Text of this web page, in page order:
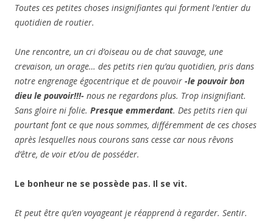
Toutes ces petites choses insignifiantes qui forment l’entier du
quotidien de routier.
Une rencontre, un cri d’oiseau ou de chat sauvage, une
crevaison, un orage… des petits rien qu’au quotidien, pris dans
notre engrenage égocentrique et de pouvoir -le pouvoir bon
dieu le pouvoir!!!- nous ne regardons plus. Trop insignifiant.
Sans gloire ni folie. Presque emmerdant. Des petits rien qui
pourtant font ce que nous sommes, différemment de ces choses
après lesquelles nous courons sans cesse car nous rêvons
d’être, de voir et/ou de posséder.
Le bonheur ne se possède pas. Il se vit.
Et peut être qu’en voyageant je réapprend à regarder. Sentir.